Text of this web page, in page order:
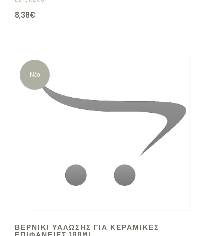
8,30€
Νέο
ΒΕΡΝΙΚΙ ΥΑΛΩΣΗΣ ΓΙΑ ΚΕΡΑΜΙΚΕΣ